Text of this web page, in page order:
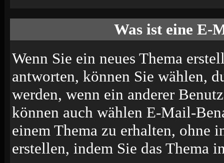
Was ist eine E-
Wenn Sie ein neues Thema
antworten, können Sie wählen,
werden, wenn ein anderer
können auch wählen E-Mail-
einem Thema zu erhalten, ohne
erstellen, indem Sie das Thema